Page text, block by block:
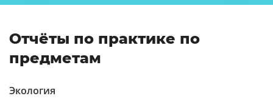
Отчёты по практике по
предметам
Экология